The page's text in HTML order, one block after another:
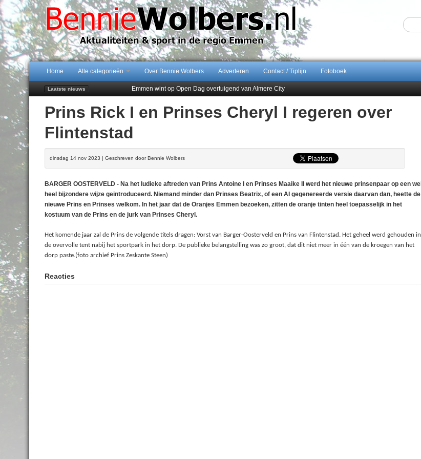
Home Alle categorieën Over Bennie Wolbers Adverteren Contact / Tiplijn Fotoboek
Laatste nieuws
Emmen wint op Open Dag overtuigend van Almere City
Jubileumfeest 35 jaar De Amer
Hunzeloopwandeltocht keert op 19 september 2026 terug naar Zuidlaren
Prins Rick I en Prinses Cheryl I regeren over
Flintenstad
dinsdag 14 nov 2023 | Geschreven door Bennie Wolbers
BARGER OOSTERVELD - Na het ludieke aftreden van Prins Antoine I en Prinses Maaike II werd het nieuwe prinsenpaar op een wel
heel bijzondere wijze geintroduceerd. Niemand minder dan Prinses Beatrix, of een AI gegenereerde versie daarvan dan, heette de
nieuwe Prins en Prinses welkom. In het jaar dat de Oranjes Emmen bezoeken, zitten de oranje tinten heel toepasselijk in het
kostuum van de Prins en de jurk van Prinses Cheryl.
Het komende jaar zal de Prins de volgende titels dragen: Vorst van Barger-Oosterveld en Prins van Flintenstad. Het geheel werd gehouden in
de overvolle tent nabij het sportpark in het dorp. De publieke belangstelling was zo groot, dat dit niet meer in één van de kroegen van het
dorp paste.(foto archief Prins Zeskante Steen)
Reacties